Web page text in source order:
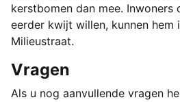
kerstbomen dan mee. Inwoners
eerder kwijt willen, kunnen hem
Milieustraat.
Vragen
Als u nog aanvullende vragen